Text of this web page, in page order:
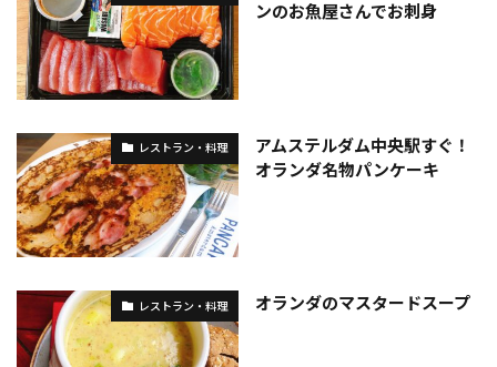
ンのお魚屋さんでお刺身
レストラン・料理
アムステルダム中央駅すぐ！
オランダ名物パンケーキ
レストラン・料理 オランダのマスタードスープ